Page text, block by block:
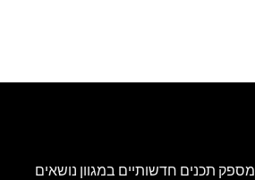
מספק תכנים חדשותיים במגוון נושאים